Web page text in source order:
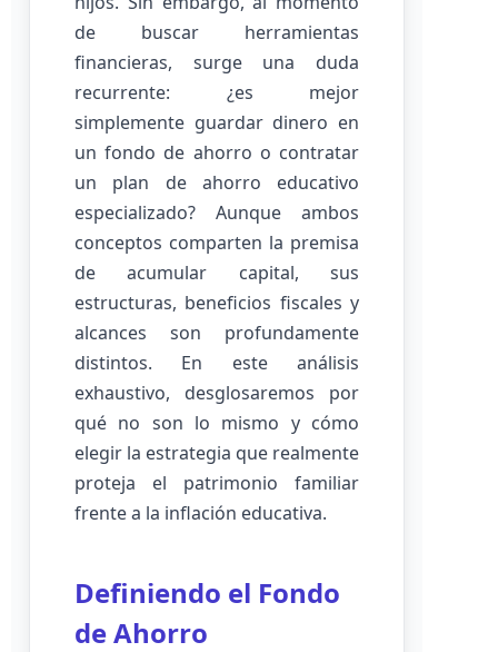
de buscar herramientas
financieras, surge una duda
recurrente: ¿es mejor
simplemente guardar dinero en
un fondo de ahorro o contratar
un plan de ahorro educativo
especializado? Aunque ambos
conceptos comparten la premisa
de acumular capital, sus
estructuras, beneficios fiscales y
alcances son profundamente
distintos. En este análisis
exhaustivo, desglosaremos por
qué no son lo mismo y cómo
elegir la estrategia que realmente
proteja el patrimonio familiar
frente a la inflación educativa.
Definiendo el Fondo
de Ahorro